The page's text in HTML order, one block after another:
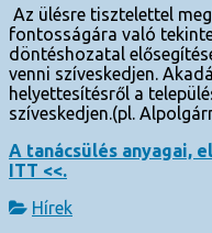
Az ülésre tisztelettel
fontosságára való
döntéshozatal
venni szíveskedjen.
helyettesítésről a
szíveskedjen.(pl.
A tanácsülés anyagai,
ITT <<.
Hírek